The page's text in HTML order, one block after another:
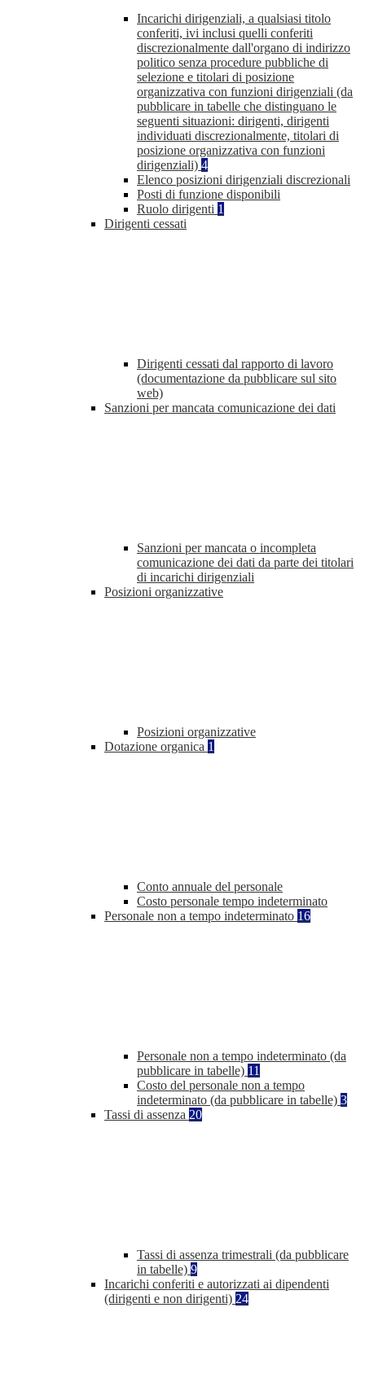
Incarichi dirigenziali, a qualsiasi titolo
conferiti, ivi inclusi quelli conferiti
discrezionalmente dall'organo di indirizzo
politico senza procedure pubbliche di
selezione e titolari di posizione
organizzativa con funzioni dirigenziali (da
pubblicare in tabelle che distinguano le
seguenti situazioni: dirigenti, dirigenti
individuati discrezionalmente, titolari di
posizione organizzativa con funzioni
dirigenziali) 4
Elenco posizioni dirigenziali discrezionali
Posti di funzione disponibili
Ruolo dirigenti 1
Dirigenti cessati
Dirigenti cessati dal rapporto di lavoro
(documentazione da pubblicare sul sito
web)
Sanzioni per mancata comunicazione dei dati
Sanzioni per mancata o incompleta
comunicazione dei dati da parte dei titolari
di incarichi dirigenziali
Posizioni organizzative
Posizioni organizzative
Dotazione organica 1
Conto annuale del personale
Costo personale tempo indeterminato
Personale non a tempo indeterminato 16
Personale non a tempo indeterminato (da
pubblicare in tabelle) 11
Costo del personale non a tempo
indeterminato (da pubblicare in tabelle) 3
Tassi di assenza 20
Tassi di assenza trimestrali (da pubblicare
in tabelle) 9
Incarichi conferiti e autorizzati ai dipendenti
(dirigenti e non dirigenti) 24